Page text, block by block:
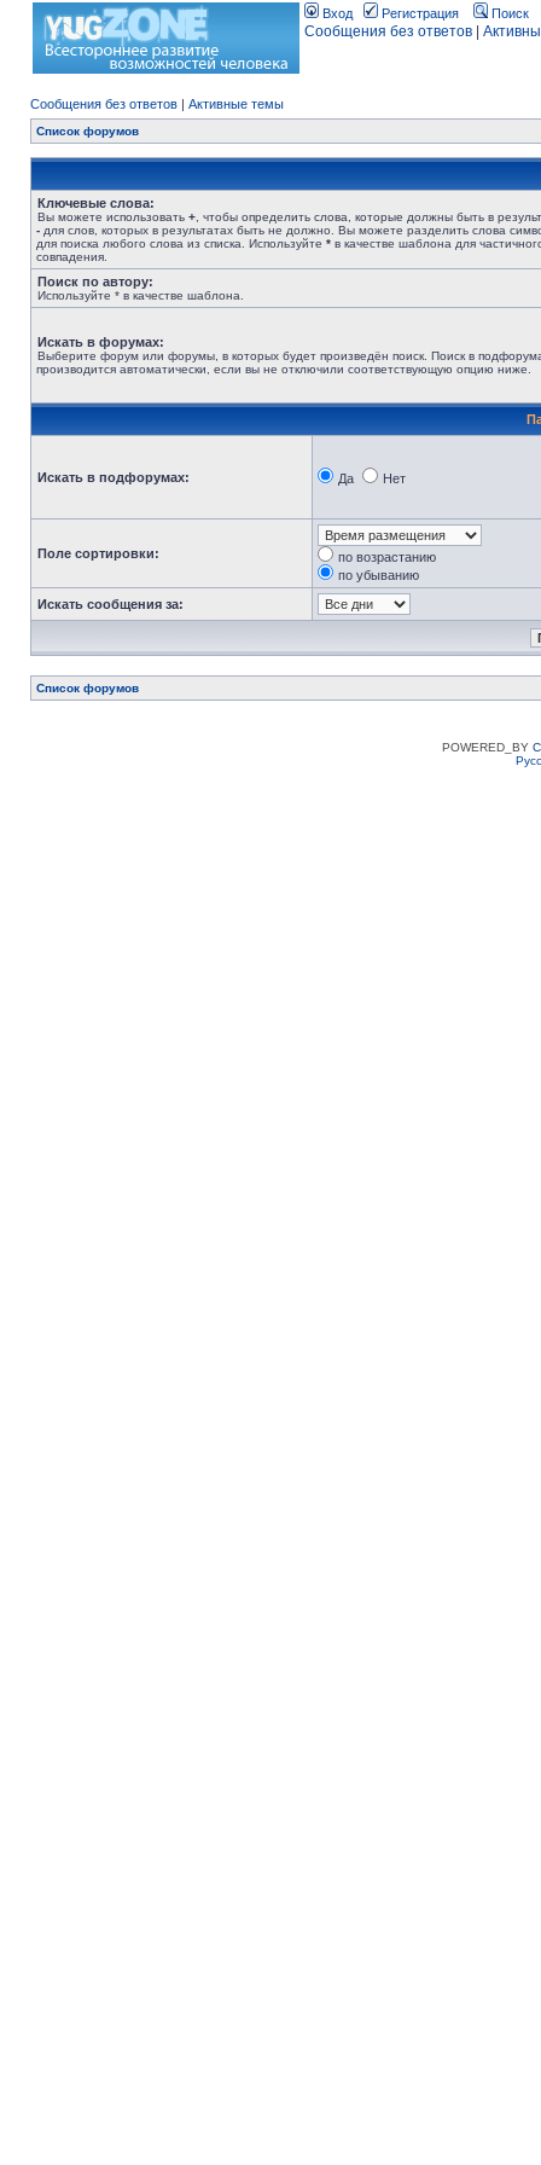
Вход Регистрация Поиск
Сообщения без ответов
Сообщения без ответов | Активные темы
Список форумов
Ключевые слова:
Вы можете использовать + , чтобы определить слова, которые должны быть в
- для слов, которых в результатах быть не должно. Вы можете разделить слова
для поиска любого слова из списка. Используйте * в качестве шаблона для
совпадения.
Поиск по автору:
Используйте * в качестве шаблона.
Искать в форумах:
Выберите форум или форумы, в которых будет произведён поиск. Поиск в
производится автоматически, если вы не отключили соответствующую опцию ниже.
Искать в подфорумах: Да Нет
Поле сортировки:
по возрастанию
по убыванию
Искать сообщения за:
Список форумов
POWERED_BY